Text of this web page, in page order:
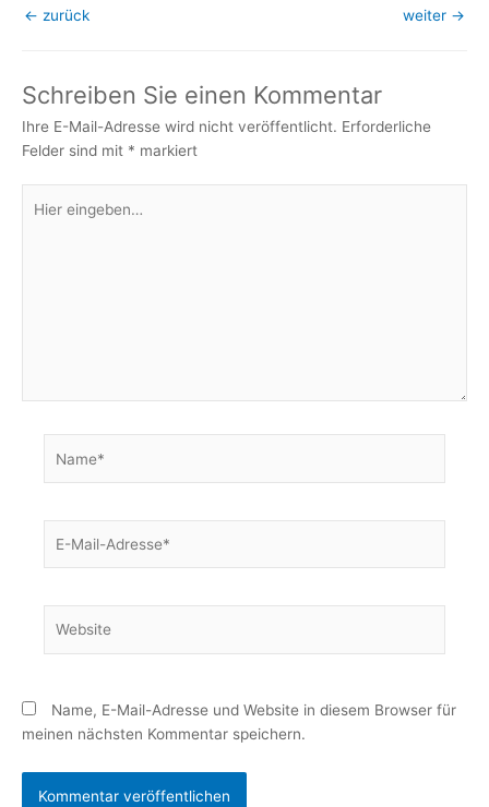
← zurück weiter →
Schreiben Sie einen Kommentar
Ihre E-Mail-Adresse wird nicht veröffentlicht. Erforderliche
Felder sind mit * markiert
eingeben…
Mail-
Name, E-Mail-Adresse und Website in diesem Browser für
meinen nächsten Kommentar speichern.